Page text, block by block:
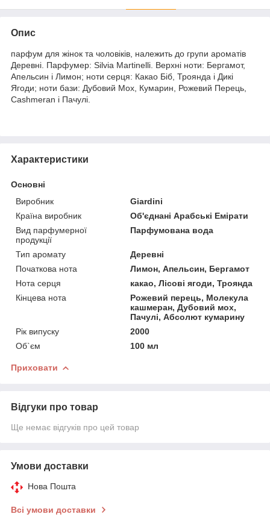
Опис
парфум для жінок та чоловіків, належить до групи ароматів
Деревні. Парфумер: Silvia Martinelli. Верхні ноти: Бергамот,
Апельсин і Лимон; ноти серця: Какао Біб, Троянда і Дикі
Ягоди; ноти бази: Дубовий Мох, Кумарин, Рожевий Перець,
Cashmeran і Пачулі.
Характеристики
Основні
Виробник
Giardini
Країна виробник
Об'єднані Арабські Емірати
Вид парфумерної
продукції
Парфумована вода
Тип аромату
Деревні
Початкова нота
Лимон, Апельсин, Бергамот
Нота серця
какао, Лісові ягоди, Троянда
Кінцева нота
Рожевий перець, Молекула
кашмеран, Дубовий мох,
Пачулі, Абсолют кумарину
Рік випуску
2000
Об`єм
100 мл
Приховати
Відгуки про товар
Ще немає відгуків про цей товар
Умови доставки
Нова Пошта
Всі умови доставки